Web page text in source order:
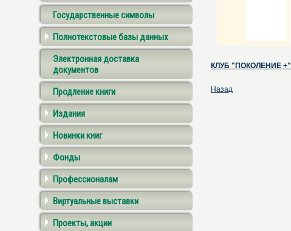
Государственные символы
Полнотекстовые базы данных
Электронная доставка
документов
Продление книги
Издания
Новинки книг
Фонды
Профессионалам
Виртуальные выставки
Проекты, акции
КЛУБ "ПОКОЛЕНИЕ +"
Назад